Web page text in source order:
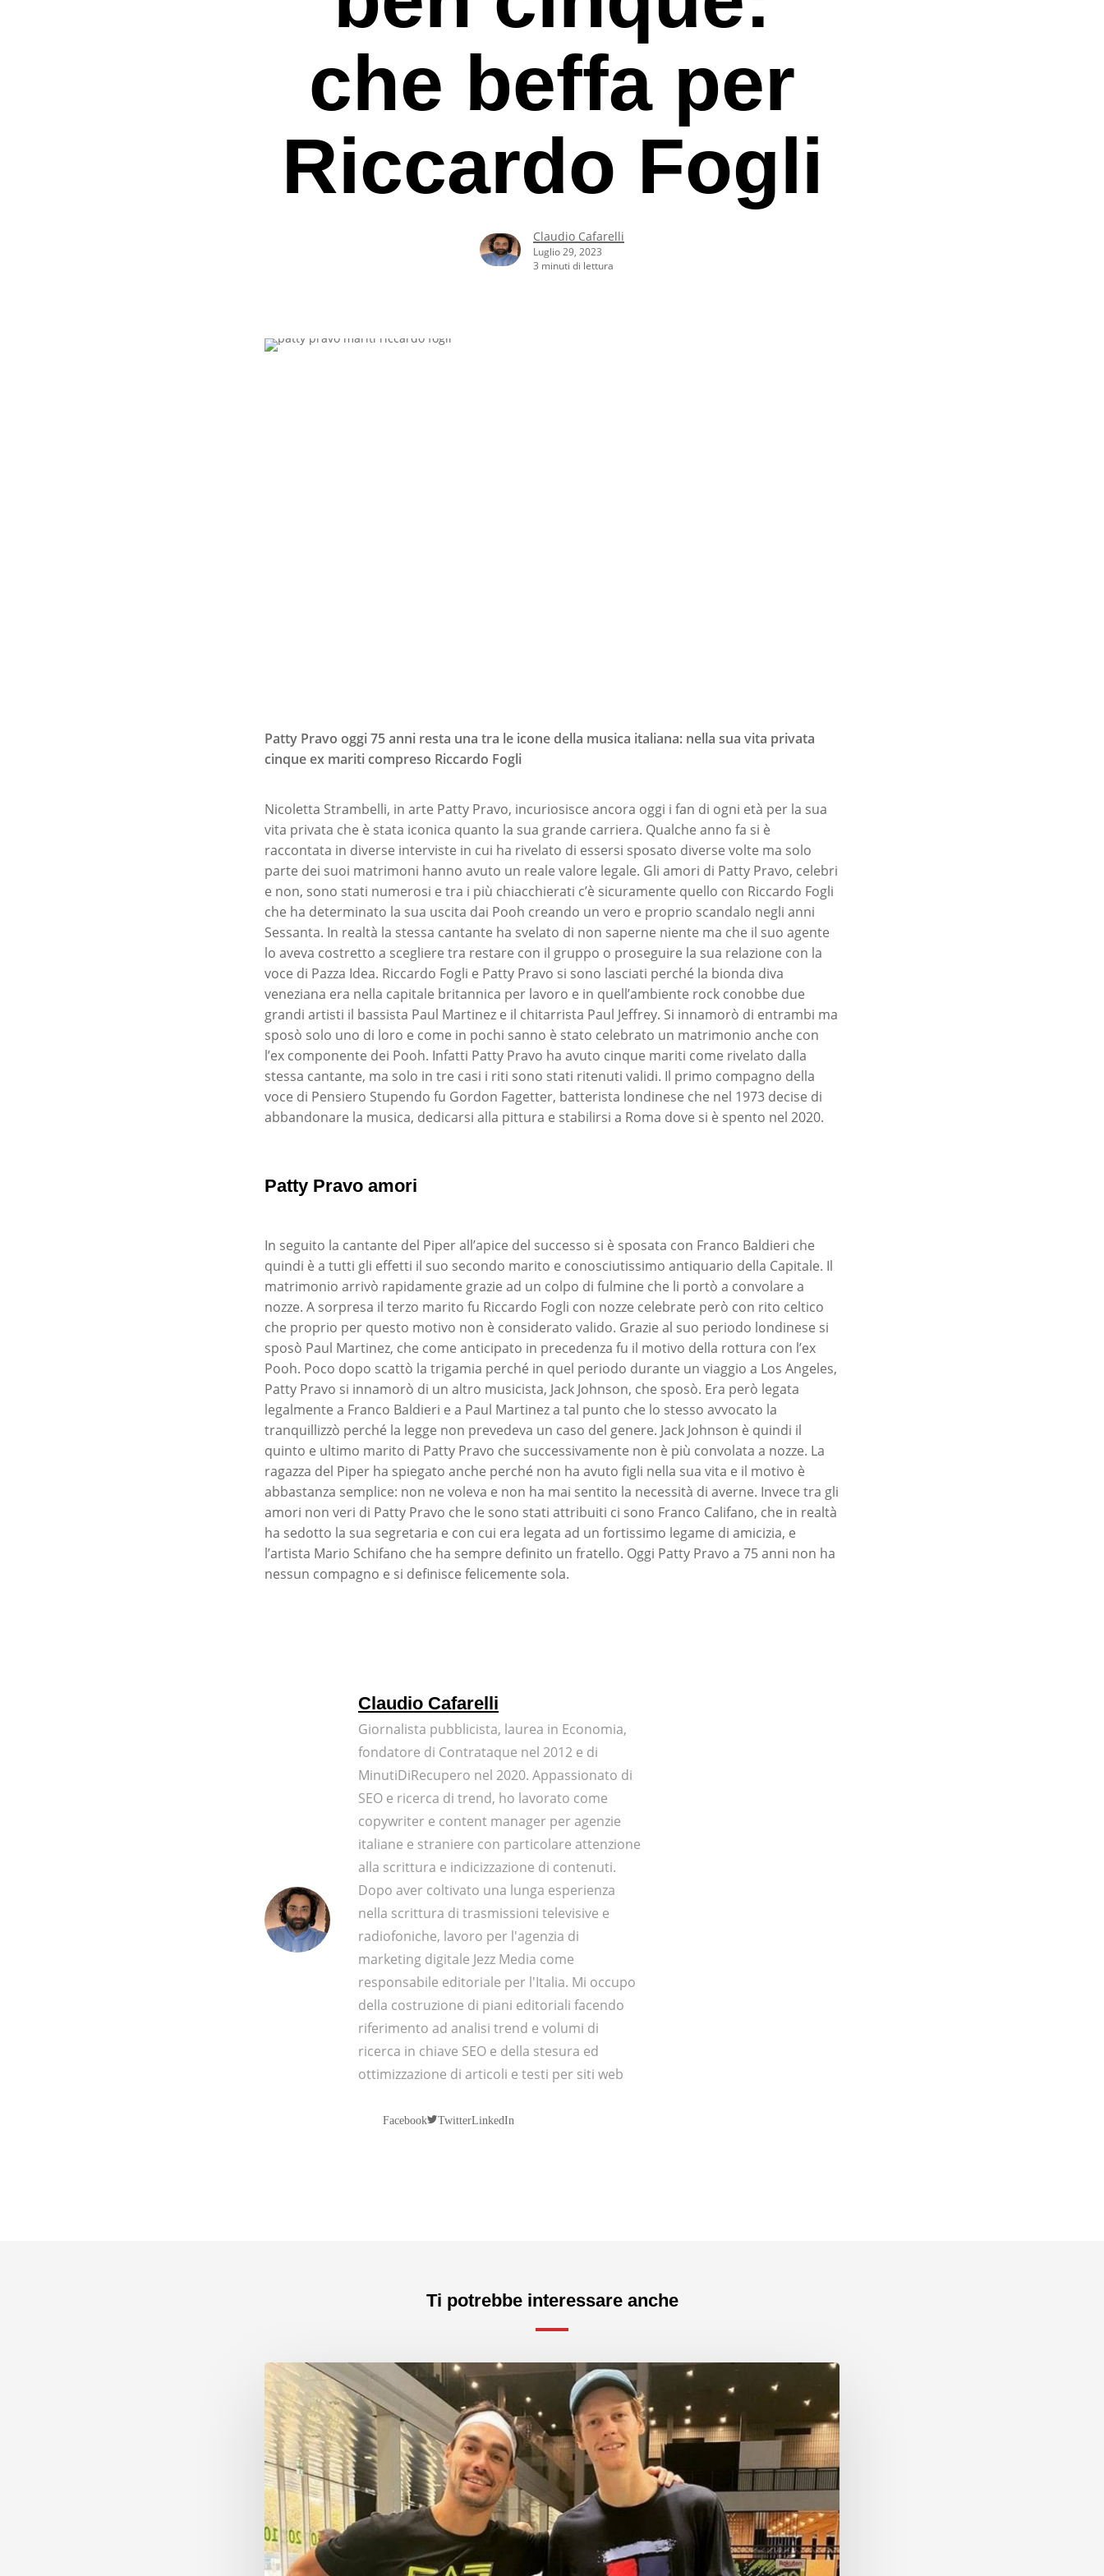
che beffa per
Riccardo Fogli
Claudio Cafarelli
Luglio 29, 2023
3 minuti di lettura
Patty Pravo oggi 75 anni resta una tra le icone della musica italiana: nella sua vita privata
cinque ex mariti compreso Riccardo Fogli
Nicoletta Strambelli, in arte Patty Pravo, incuriosisce ancora oggi i fan di ogni età per la sua
vita privata che è stata iconica quanto la sua grande carriera. Qualche anno fa si è
raccontata in diverse interviste in cui ha rivelato di essersi sposato diverse volte ma solo
parte dei suoi matrimoni hanno avuto un reale valore legale. Gli amori di Patty Pravo, celebri
e non, sono stati numerosi e tra i più chiacchierati c’è sicuramente quello con Riccardo Fogli
che ha determinato la sua uscita dai Pooh creando un vero e proprio scandalo negli anni
Sessanta. In realtà la stessa cantante ha svelato di non saperne niente ma che il suo agente
lo aveva costretto a scegliere tra restare con il gruppo o proseguire la sua relazione con la
voce di Pazza Idea. Riccardo Fogli e Patty Pravo si sono lasciati perché la bionda diva
veneziana era nella capitale britannica per lavoro e in quell’ambiente rock conobbe due
grandi artisti il bassista Paul Martinez e il chitarrista Paul Jeffrey. Si innamorò di entrambi ma
sposò solo uno di loro e come in pochi sanno è stato celebrato un matrimonio anche con
l’ex componente dei Pooh. Infatti Patty Pravo ha avuto cinque mariti come rivelato dalla
stessa cantante, ma solo in tre casi i riti sono stati ritenuti validi. Il primo compagno della
voce di Pensiero Stupendo fu Gordon Fagetter, batterista londinese che nel 1973 decise di
abbandonare la musica, dedicarsi alla pittura e stabilirsi a Roma dove si è spento nel 2020.
Patty Pravo amori
In seguito la cantante del Piper all’apice del successo si è sposata con Franco Baldieri che
quindi è a tutti gli effetti il suo secondo marito e conosciutissimo antiquario della Capitale. Il
matrimonio arrivò rapidamente grazie ad un colpo di fulmine che li portò a convolare a
nozze. A sorpresa il terzo marito fu Riccardo Fogli con nozze celebrate però con rito celtico
che proprio per questo motivo non è considerato valido. Grazie al suo periodo londinese si
sposò Paul Martinez, che come anticipato in precedenza fu il motivo della rottura con l’ex
Pooh. Poco dopo scattò la trigamia perché in quel periodo durante un viaggio a Los Angeles,
Patty Pravo si innamorò di un altro musicista, Jack Johnson, che sposò. Era però legata
legalmente a Franco Baldieri e a Paul Martinez a tal punto che lo stesso avvocato la
tranquillizzò perché la legge non prevedeva un caso del genere. Jack Johnson è quindi il
quinto e ultimo marito di Patty Pravo che successivamente non è più convolata a nozze. La
ragazza del Piper ha spiegato anche perché non ha avuto figli nella sua vita e il motivo è
abbastanza semplice: non ne voleva e non ha mai sentito la necessità di averne. Invece tra gli
amori non veri di Patty Pravo che le sono stati attribuiti ci sono Franco Califano, che in realtà
ha sedotto la sua segretaria e con cui era legata ad un fortissimo legame di amicizia, e
l’artista Mario Schifano che ha sempre definito un fratello. Oggi Patty Pravo a 75 anni non ha
nessun compagno e si definisce felicemente sola.
Claudio Cafarelli
Giornalista pubblicista, laurea in Economia,
fondatore di Contrataque nel 2012 e di
MinutiDiRecupero nel 2020. Appassionato di
SEO e ricerca di trend, ho lavorato come
copywriter e content manager per agenzie
italiane e straniere con particolare attenzione
alla scrittura e indicizzazione di contenuti.
Dopo aver coltivato una lunga esperienza
nella scrittura di trasmissioni televisive e
radiofoniche, lavoro per l'agenzia di
marketing digitale Jezz Media come
responsabile editoriale per l'Italia. Mi occupo
della costruzione di piani editoriali facendo
riferimento ad analisi trend e volumi di
ricerca in chiave SEO e della stesura ed
ottimizzazione di articoli e testi per siti web
Facebook TwitterLinkedIn
Ti potrebbe interessare anche